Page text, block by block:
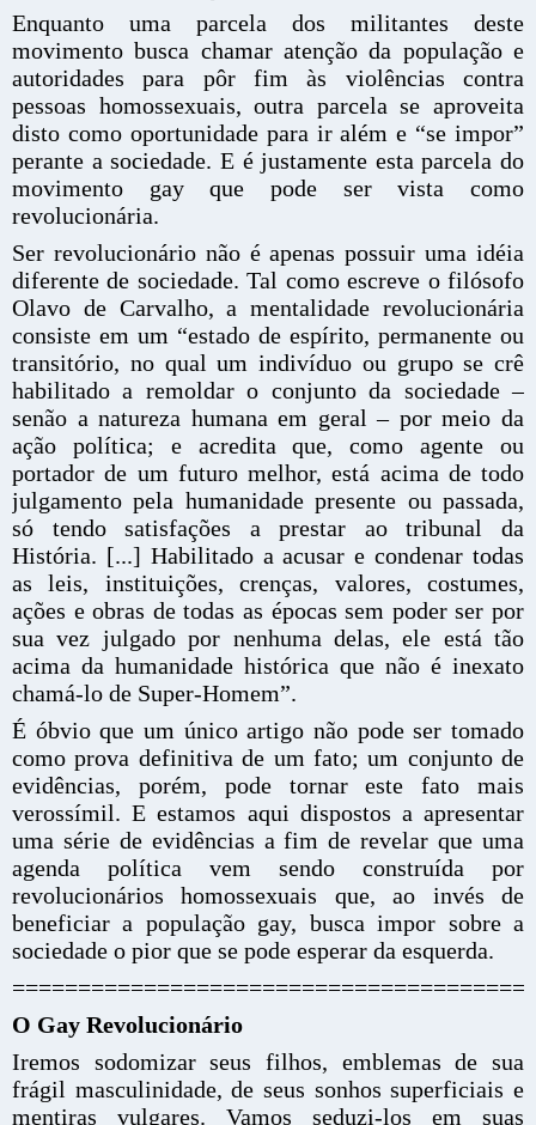
Enquanto uma parcela dos militantes deste
movimento busca chamar atenção da população e
autoridades para pôr fim às violências contra
pessoas homossexuais, outra parcela se aproveita
disto como oportunidade para ir além e “se impor”
perante a sociedade. E é justamente esta parcela do
movimento gay que pode ser vista como
revolucionária.
Ser revolucionário não é apenas possuir uma idéia
diferente de sociedade. Tal como escreve o filósofo
Olavo de Carvalho, a mentalidade revolucionária
consiste em um “estado de espírito, permanente ou
transitório, no qual um indivíduo ou grupo se crê
habilitado a remoldar o conjunto da sociedade –
senão a natureza humana em geral – por meio da
ação política; e acredita que, como agente ou
portador de um futuro melhor, está acima de todo
julgamento pela humanidade presente ou passada,
só tendo satisfações a prestar ao tribunal da
História. [...] Habilitado a acusar e condenar todas
as leis, instituições, crenças, valores, costumes,
ações e obras de todas as épocas sem poder ser por
sua vez julgado por nenhuma delas, ele está tão
acima da humanidade histórica que não é inexato
chamá-lo de Super-Homem”.
É óbvio que um único artigo não pode ser tomado
como prova definitiva de um fato; um conjunto de
evidências, porém, pode tornar este fato mais
verossímil. E estamos aqui dispostos a apresentar
uma série de evidências a fim de revelar que uma
agenda política vem sendo construída por
revolucionários homossexuais que, ao invés de
beneficiar a população gay, busca impor sobre a
sociedade o pior que se pode esperar da esquerda.
O Gay Revolucionário
Iremos sodomizar seus filhos, emblemas de sua
frágil masculinidade, de seus sonhos superficiais e
mentiras vulgares. Vamos seduzi-los em suas